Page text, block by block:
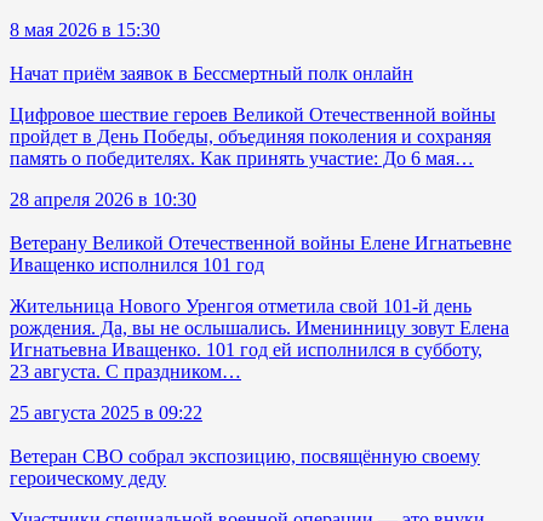
8 мая 2026 в 15:30
Начат приём заявок в Бессмертный полк онлайн
Цифровое шествие героев Великой Отечественной войны
пройдет в День Победы, объединяя поколения и сохраняя
память о победителях. Как принять участие: До 6 мая…
28 апреля 2026 в 10:30
Ветерану Великой Отечественной войны Елене Игнатьевне
Иващенко исполнился 101 год
Жительница Нового Уренгоя отметила свой 101-й день
рождения. Да, вы не ослышались. Именинницу зовут Елена
Игнатьевна Иващенко. 101 год ей исполнился в субботу,
23 августа. С праздником…
25 августа 2025 в 09:22
Ветеран СВО собрал экспозицию, посвящённую своему
героическому деду